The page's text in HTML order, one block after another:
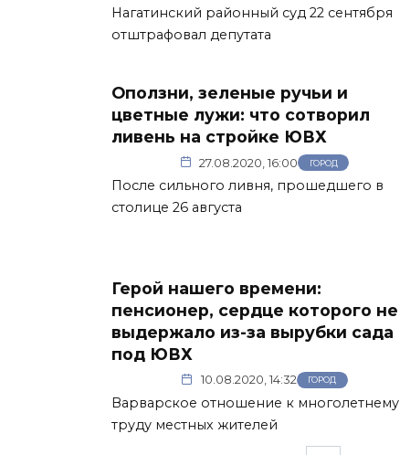
Нагатинский районный суд 22 сентября
отштрафовал депутата
Оползни, зеленые ручьи и
цветные лужи: что сотворил
ливень на стройке ЮВХ
27.08.2020, 16:00 ГОРОД
После сильного ливня, прошедшего в
столице 26 августа
Герой нашего времени:
пенсионер, сердце которого не
выдержало из-за вырубки сада
под ЮВХ
10.08.2020, 14:32 ГОРОД
Варварское отношение к многолетнему
труду местных жителей